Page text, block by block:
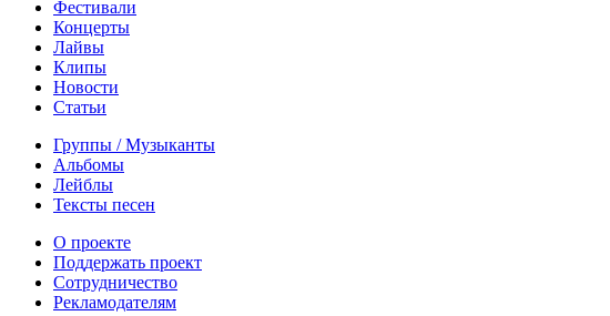
Фестивали
Концерты
Лайвы
Клипы
Новости
Статьи
Группы / Музыканты
Альбомы
Лейблы
Тексты песен
О проекте
Поддержать проект
Сотрудничество
Рекламодателям